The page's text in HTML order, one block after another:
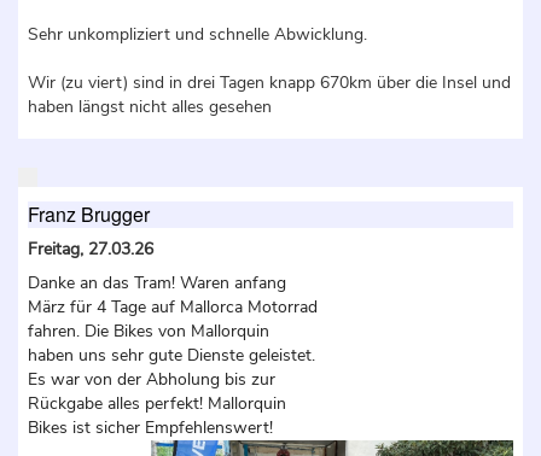
Sehr unkompliziert und schnelle Abwicklung.
Wir (zu viert) sind in drei Tagen knapp 670km über die Insel und
haben längst nicht alles gesehen
Franz Brugger
Freitag, 27.03.26
Danke an das Tram! Waren anfang
März für 4 Tage auf Mallorca Motorrad
fahren. Die Bikes von Mallorquin
haben uns sehr gute Dienste geleistet.
Es war von der Abholung bis zur
Rückgabe alles perfekt! Mallorquin
Bikes ist sicher Empfehlenswert!